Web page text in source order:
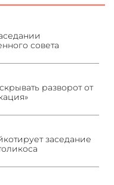
совета
разворот от
заседание
визита главы